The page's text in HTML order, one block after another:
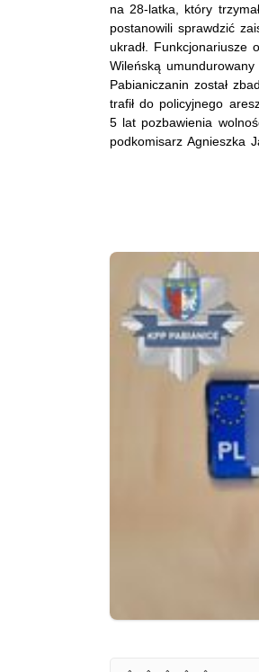
na 28-latka, który
postanowili sprawdzić
ukradł. Funkcjonariusze
Wileńską
Pabianiczanin został
trafił do policyjnego
5 lat pozbawienia
podkomisarz Agnieszka